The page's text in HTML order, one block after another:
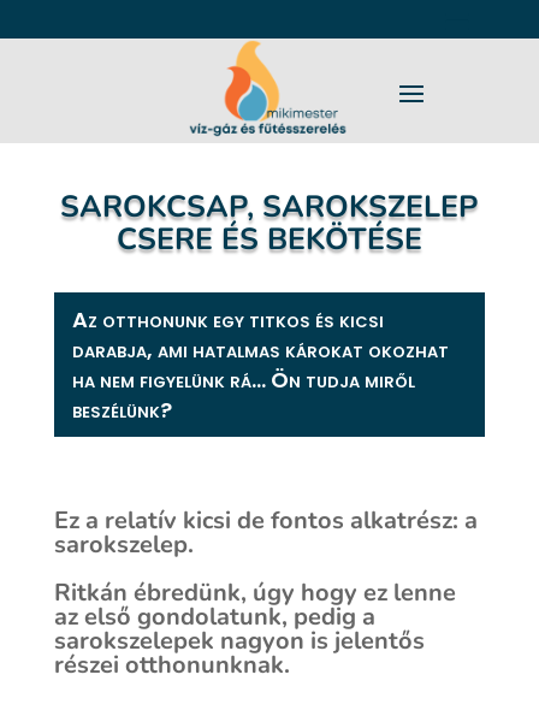
SAROKCSAP, SAROKSZELEP
CSERE ÉS BEKÖTÉSE
Az otthonunk egy titkos és kicsi
darabja, ami hatalmas károkat okozhat
ha nem figyelünk rá… Ön tudja miről
beszélünk?
Ez a relatív kicsi de fontos alkatrész: a
sarokszelep.
Ritkán ébredünk, úgy hogy ez lenne
az első gondolatunk, pedig a
sarokszelepek nagyon is jelentős
részei otthonunknak.